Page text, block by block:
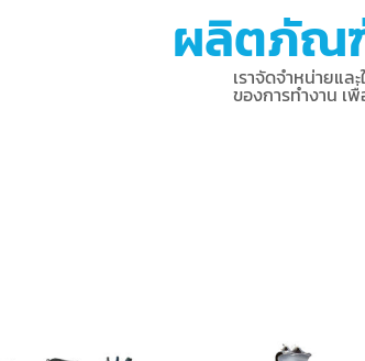
ผลิตภัณฑ์
เราจัดจำหน่ายแ
ของการทำงาน เ